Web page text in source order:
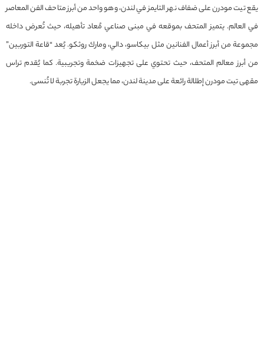
يقع تيت مودرن على ضفاف نهر التايمز في لندن، وهو واحد من أبرز متاحف الفن المعاصر
في العالم. يتميز المتحف بموقعه في مبنى صناعي مُعاد تأهيله، حيث تُعرض داخله
مجموعة من أبرز أعمال الفنانين مثل بيكاسو، دالي، ومارك روثكو. يُعد “قاعة التوربين”
من أبرز معالم المتحف، حيث تحتوي على تجهيزات ضخمة وتجريبية. كما يُقدم تراس
مقهى تيت مودرن إطلالة رائعة على مدينة لندن، مما يجعل الزيارة تجربة لا تُنسى.